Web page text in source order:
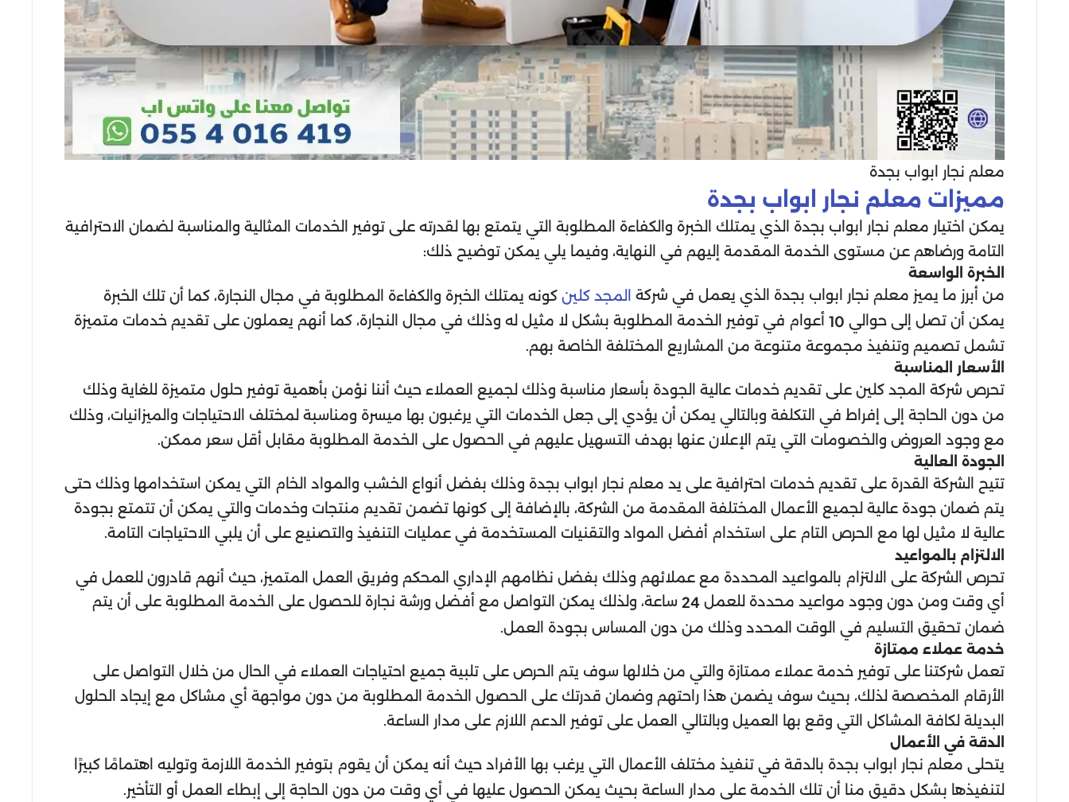
معلم نجار ابواب بجدة
مميزات معلم نجار ابواب بجدة
يمكن اختيار معلم نجار ابواب بجدة الذي يمتلك الخبرة والكفاءة المطلوبة التي يتمتع بها لقدرته على توفير الخدمات المثالية والمناسبة لضمان الاحترافية
التامة ورضاهم عن مستوى الخدمة المقدمة إليهم في النهاية، وفيما يلي يمكن توضيح ذلك:
الخبرة الواسعة
من أبرز ما يميز معلم نجار ابواب بجدة الذي يعمل في شركة المجد كلين كونه يمتلك الخبرة والكفاءة المطلوبة في مجال النجارة، كما أن تلك الخبرة
يمكن أن تصل إلى حوالي 10 أعوام في توفير الخدمة المطلوبة بشكل لا مثيل له وذلك في مجال النجارة، كما أنهم يعملون على تقديم خدمات متميزة
تشمل تصميم وتنفيذ مجموعة متنوعة من المشاريع المختلفة الخاصة بهم.
الأسعار المناسبة
تحرص شركة المجد كلين على تقديم خدمات عالية الجودة بأسعار مناسبة وذلك لجميع العملاء حيث أننا نؤمن بأهمية توفير حلول متميزة للغاية وذلك
من دون الحاجة إلى إفراط في التكلفة وبالتالي يمكن أن يؤدي إلى جعل الخدمات التي يرغبون بها ميسرة ومناسبة لمختلف الاحتياجات والميزانيات، وذلك
مع وجود العروض والخصومات التي يتم الإعلان عنها بهدف التسهيل عليهم في الحصول على الخدمة المطلوبة مقابل أقل سعر ممكن.
الجودة العالية
تتيح الشركة القدرة على تقديم خدمات احترافية على يد معلم نجار ابواب بجدة وذلك بفضل أنواع الخشب والمواد الخام التي يمكن استخدامها وذلك حتى
يتم ضمان جودة عالية لجميع الأعمال المختلفة المقدمة من الشركة، بالإضافة إلى كونها تضمن تقديم منتجات وخدمات والتي يمكن أن تتمتع بجودة
عالية لا مثيل لها مع الحرص التام على استخدام أفضل المواد والتقنيات المستخدمة في عمليات التنفيذ والتصنيع على أن يلبي الاحتياجات التامة.
الالتزام بالمواعيد
تحرص الشركة على الالتزام بالمواعيد المحددة مع عملائهم وذلك بفضل نظامهم الإداري المحكم وفريق العمل المتميز، حيث أنهم قادرون للعمل في
أي وقت ومن دون وجود مواعيد محددة للعمل 24 ساعة، ولذلك يمكن التواصل مع أفضل ورشة نجارة للحصول على الخدمة المطلوبة على أن يتم
ضمان تحقيق التسليم في الوقت المحدد وذلك من دون المساس بجودة العمل.
خدمة عملاء ممتازة
تعمل شركتنا على توفير خدمة عملاء ممتازة والتي من خلالها سوف يتم الحرص على تلبية جميع احتياجات العملاء في الحال من خلال التواصل على
الأرقام المخصصة لذلك، بحيث سوف يضمن هذا راحتهم وضمان قدرتك على الحصول الخدمة المطلوبة من دون مواجهة أي مشاكل مع إيجاد الحلول
البديلة لكافة المشاكل التي وقع بها العميل وبالتالي العمل على توفير الدعم اللازم على مدار الساعة.
الدقة في الأعمال
يتحلى معلم نجار ابواب بجدة بالدقة في تنفيذ مختلف الأعمال التي يرغب بها الأفراد حيث أنه يمكن أن يقوم بتوفير الخدمة اللازمة وتوليه اهتمامًا كبيرًا
لتنفيذها بشكل دقيق منا أن تلك الخدمة على مدار الساعة بحيث يمكن الحصول عليها في أي وقت من دون الحاجة إلى إبطاء العمل أو التأخير.